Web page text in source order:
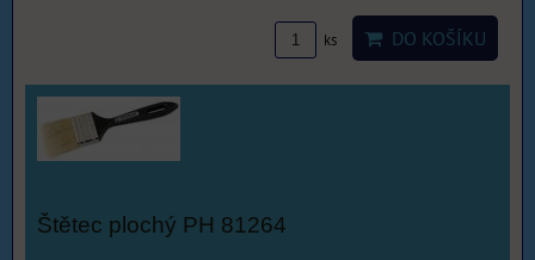
ks DO KOŠÍKU
Štětec plochý PH 81264